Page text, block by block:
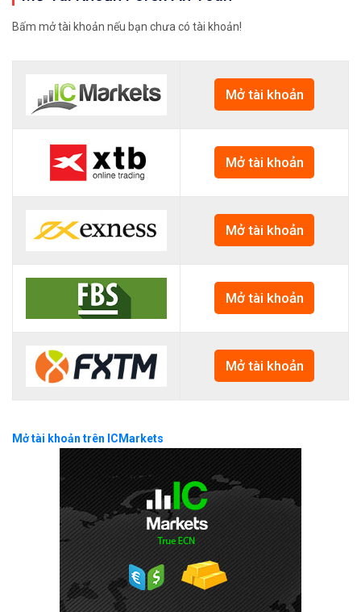
Bấm mở tài khoản nếu bạn chưa có tài khoản!
Mở tài khoản
Mở tài khoản
Mở tài khoản
Mở tài khoản
Mở tài khoản
Mở tài khoản trên ICMarkets